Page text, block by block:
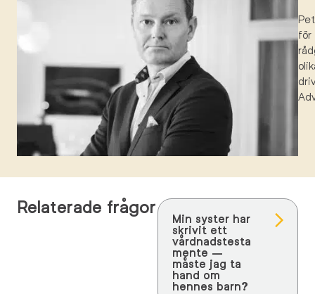
för
Relaterade frågor
Min syster har
skrivit ett
vårdnadstesta
mente –
måste jag ta
hand om
hennes barn?